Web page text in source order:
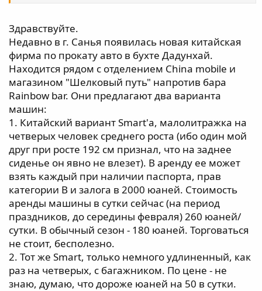
Здравствуйте.
Недавно в г. Санья появилась новая китайская
фирма по прокату авто в бухте Дадунхай.
Находится рядом с отделением China mobile и
магазином "Шелковый путь" напротив бара
Rainbow bar. Они предлагают два варианта
машин:
1. Китайский вариант Smart'а, малолитражка на
четверых человек среднего роста (ибо один мой
друг при росте 192 см признал, что на заднее
сиденье он явно не влезет). В аренду ее может
взять каждый при наличии паспорта, прав
категории В и залога в 2000 юаней. Стоимость
аренды машины в сутки сейчас (на период
праздников, до середины февраля) 260 юаней/
сутки. В обычный сезон - 180 юаней. Торговаться
не стоит, бесполезно.
2. Тот же Smart, только немного удлиненный, как
раз на четверых, с багажником. По цене - не
знаю, думаю, что дороже юаней на 50 в сутки.